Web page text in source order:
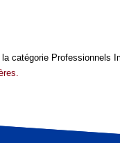
catégorie